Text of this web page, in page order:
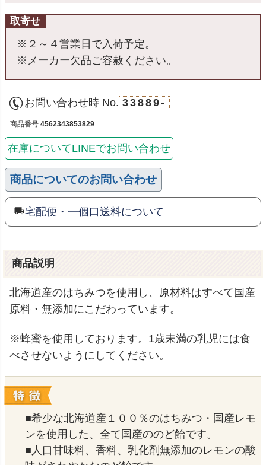
取寄せ
※２～４営業日で入荷予定。
※メーカー欠品ご容赦ください。
お問い合わせ時 No. 33889-
商品番号 4562343853829
在庫についてLINEでお問い合わせ
商品についてのお問い合わせ
宅配便・一個口送料について
商品説明
北海道産のはちみつを使用し、原材料はすべて国産
原料・無添加にこだわっています。
※蜂蜜を使用しております。1歳未満の乳児には食
べさせないようにしてください。
■希少な北海道産１００％のはちみつ・国産レモ
ンを使用した、全て国産ののど飴です。
■人口甘味料、香料、乳化剤無添加のレモンの酸